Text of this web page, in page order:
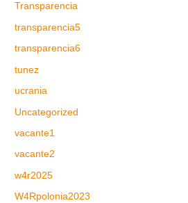
Transparencia
transparencia5
transparencia6
tunez
ucrania
Uncategorized
vacante1
vacante2
w4r2025
W4Rpolonia2023